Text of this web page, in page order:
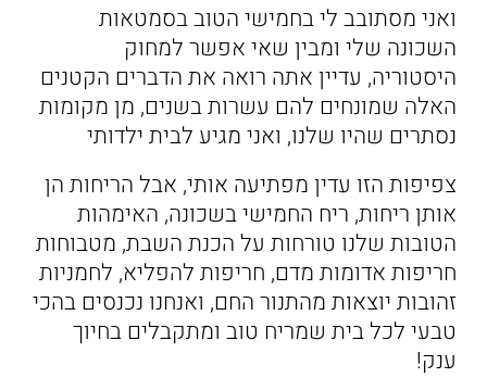
ואני מסתובב לי בחמישי הטוב בסמטאות
השכונה שלי ומבין שאי אפשר למחוק
היסטוריה, עדיין אתה רואה את הדברים הקטנים
האלה שמונחים להם עשרות בשנים, מן מקומות
נסתרים שהיו שלנו, ואני מגיע לבית ילדותי
צפיפות הזו עדין מפתיעה אותי, אבל הריחות הן
אותן ריחות, ריח החמישי בשכונה, האימהות
הטובות שלנו טורחות על הכנת השבת, מטבוחות
חריפות אדומות מדם, חריפות להפליא, לחמניות
זהובות יוצאות מהתנור החם, ואנחנו נכנסים בהכי
טבעי לכל בית שמריח טוב ומתקבלים בחיוך
ענק!